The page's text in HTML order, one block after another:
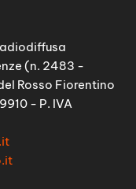
(n. 2483 -
Rosso Fiorentino
- P. IVA